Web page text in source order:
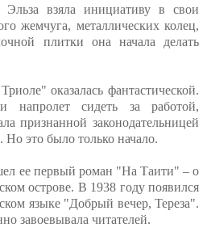
Эльза взяла инициативу в свои
жемчуга, металлических колец,
плитки она начала делать
оказалась фантастической.
напролет сидеть за работой,
признанной законодательницей
это было только начало.
ее первый роман "На Таити" – о
острове. В 1938 году появился
языке "Добрый вечер, Тереза".
завоевывала читателей.